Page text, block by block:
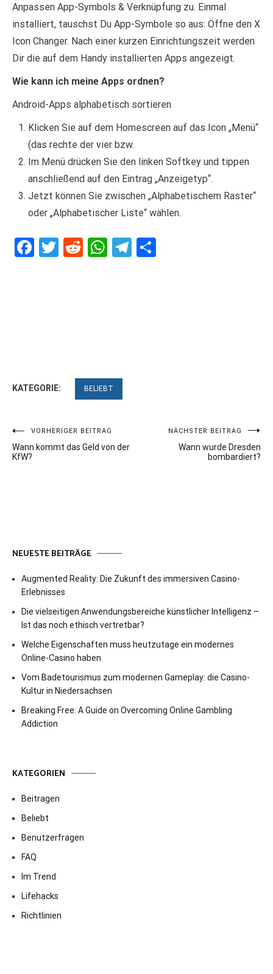
Anpassen App-Symbols & Verknüpfung zu. Einmal
installiert, tauschst Du App-Symbole so aus: Öffne den X
Icon Changer. Nach einer kurzen Einrichtungszeit werden
Dir die auf dem Handy installierten Apps angezeigt.
Wie kann ich meine Apps ordnen?
Android-Apps alphabetisch sortieren
Klicken Sie auf dem Homescreen auf das Icon „Menü“
(das rechte der vier bzw.
Im Menü drücken Sie den linken Softkey und tippen
anschließend auf den Eintrag „Anzeigetyp“.
Jetzt können Sie zwischen „Alphabetischem Raster“
oder „Alphabetischer Liste“ wählen.
Facebook
Twitter
RedditWhatsApp
Telegram
KATEGORIE: BELIEBT
Beitragsnavigation
VORHERIGER BEITRAG
Wann kommt das Geld von der
KfW?
NÄCHSTER BEITRAG
Wann wurde Dresden
bombardiert?
NEUESTE BEITRÄGE
Augmented Reality: Die Zukunft des immersiven Casino-
Erlebnisses
Die vielseitigen Anwendungsbereiche künstlicher Intelligenz –
Ist das noch ethisch vertretbar?
Welche Eigenschaften muss heutzutage ein modernes
Online-Casino haben
Vom Badetourismus zum modernen Gameplay: die Casino-
Kultur in Niedersachsen
Breaking Free: A Guide on Overcoming Online Gambling
Addiction
KATEGORIEN
Beitragen
Beliebt
Benutzerfragen
FAQ
Im Trend
Lifehacks
Richtlinien